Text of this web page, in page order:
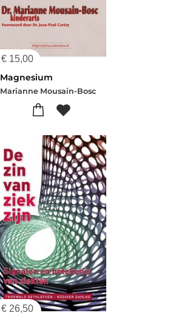
€ 15,00
Magnesium
Marianne Mousain-Bosc
€ 26,50